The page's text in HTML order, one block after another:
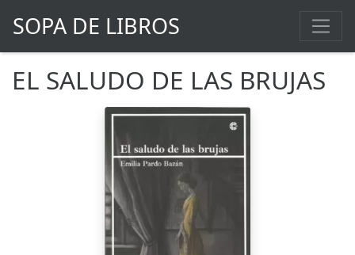
SOPA DE LIBROS
EL SALUDO DE LAS BRUJAS